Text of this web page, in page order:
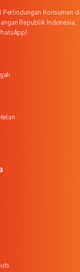
Konsumen
Republik Indonesia,